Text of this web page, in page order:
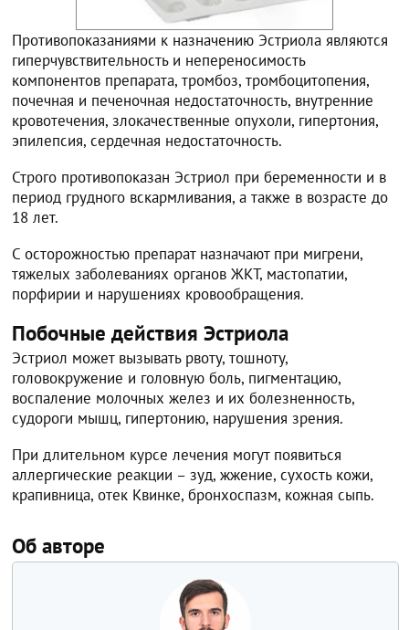
Противопоказаниями к назначению Эстриола являются
гиперчувствительность и непереносимость
компонентов препарата, тромбоз, тромбоцитопения,
почечная и печеночная недостаточность, внутренние
кровотечения, злокачественные опухоли, гипертония,
эпилепсия, сердечная недостаточность.
Строго противопоказан Эстриол при беременности и в
период грудного вскармливания, а также в возрасте до
18 лет.
С осторожностью препарат назначают при мигрени,
тяжелых заболеваниях органов ЖКТ, мастопатии,
порфирии и нарушениях кровообращения.
Побочные действия Эстриола
Эстриол может вызывать рвоту, тошноту,
головокружение и головную боль, пигментацию,
воспаление молочных желез и их болезненность,
судороги мышц, гипертонию, нарушения зрения.
При длительном курсе лечения могут появиться
аллергические реакции – зуд, жжение, сухость кожи,
крапивница, отек Квинке, бронхоспазм, кожная сыпь.
Об авторе